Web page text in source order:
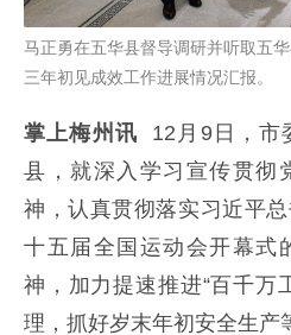
马正勇在五华县督导调研并听取五
三年初见成效工作进展情况汇报。
掌上梅州讯 12月 9日，市
县，就深入学习宣传贯彻
神，认真贯彻落实习近平
十五届全国运动会开幕式
神，加力提速推进“百千万
理，抓好岁末年初安全生产